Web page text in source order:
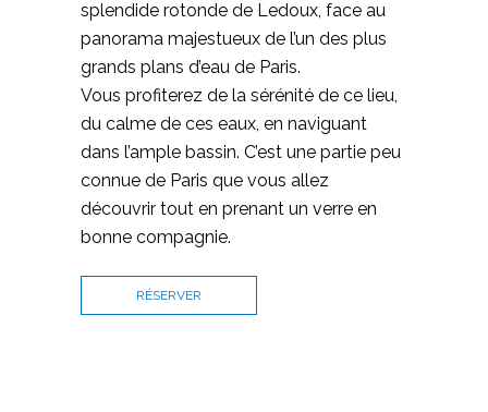
splendide rotonde de Ledoux, face au
panorama majestueux de l’un des plus
grands plans d’eau de Paris.
Vous profiterez de la sérénité de ce lieu,
du calme de ces eaux, en naviguant
dans l’ample bassin. C’est une partie peu
connue de Paris que vous allez
découvrir tout en prenant un verre en
bonne compagnie.
RÉSERVER